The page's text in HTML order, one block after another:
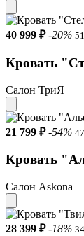
40 999 ₽ -20%
Кровать
Салон ТриЯ
21 799 ₽ -54%
Кровать
Салон Askona
28 399 ₽ -18%